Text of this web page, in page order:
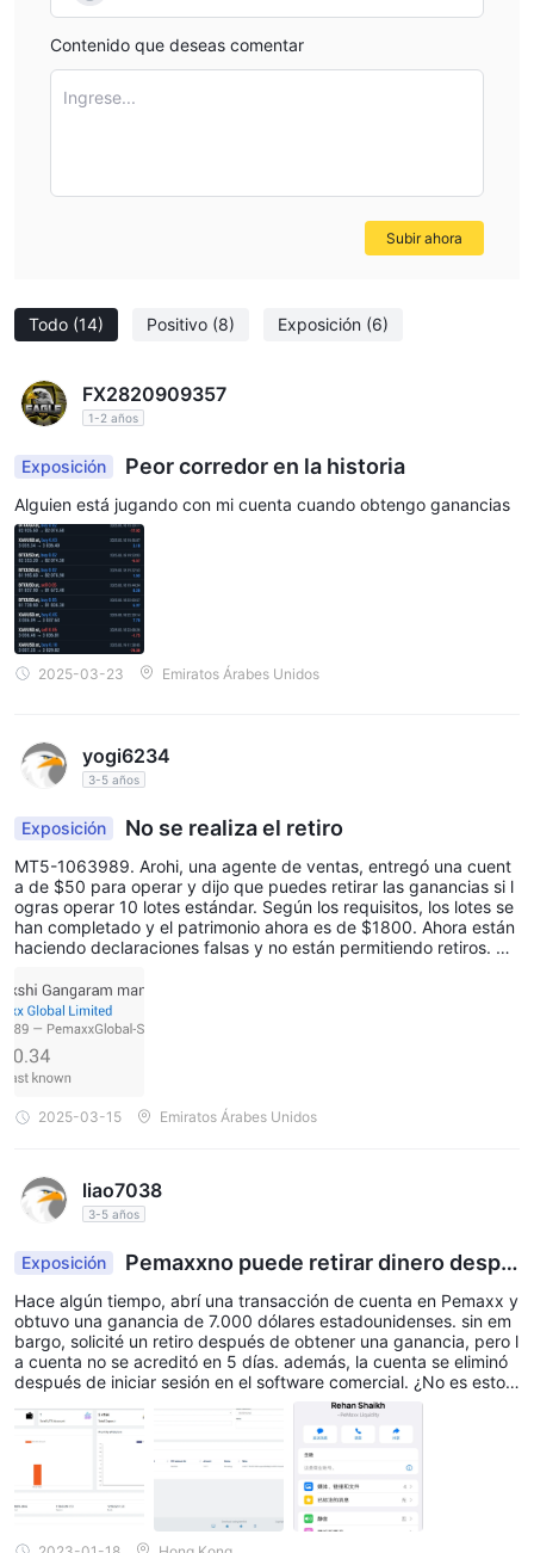
Todo (14) Positivo (8) Exposición (6)
FX2820909357
1-2 años
Exposición Peor corredor en la historia
Alguien está jugando con mi cuenta cuando obtengo ganancias
2025-03-23 Emiratos Árabes Unidos
yogi6234
3-5 años
Exposición No se realiza el retiro
MT5-1063989. Arohi, una agente de ventas, entregó una cuent
a de $50 para operar y dijo que puedes retirar las ganancias si l
ogras operar 10 lotes estándar. Según los requisitos, los lotes se
han completado y el patrimonio ahora es de $1800. Ahora están
haciendo declaraciones falsas y no están permitiendo retiros. Ad
iniciar sesión. Cuando se les pregunta, todos hablan en un lengu
aje grosero. Estafadores
2025-03-15 Emiratos Árabes Unidos
liao7038
3-5 años
Exposición
Pemaxxno puede retirar dinero despu
és de obtener una ganancia y eliminar mt5
Hace algún tiempo, abrí una transacción de cuenta en Pemaxx y
obtuvo una ganancia de 7.000 dólares estadounidenses. sin em
bargo, solicité un retiro después de obtener una ganancia, pero l
a cuenta no se acreditó en 5 días. además, la cuenta se eliminó
después de iniciar sesión en el software comercial. ¿No es esto u
n truco de la plataforma de fraude? huir con $ 10,000? quiero ex
poner esta mala plataforma, exponer a su persona a cargo y dej
ar que los inversores abran los ojos y vean esta plataforma clara
mente
Contenido que deseas comentar
Ingrese...
Subir ahora